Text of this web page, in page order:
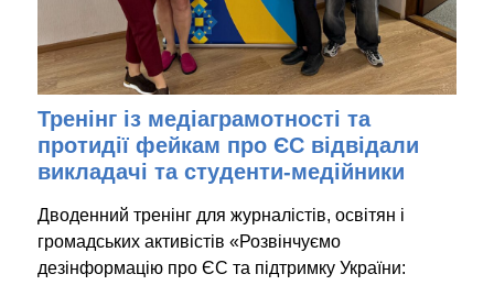
Тренінг із медіаграмотності та
протидії фейкам про ЄС відвідали
викладачі та студенти-медійники
Дводенний тренінг для журналістів, освітян і
громадських активістів «Розвінчуємо
дезінформацію про ЄС та підтримку України: